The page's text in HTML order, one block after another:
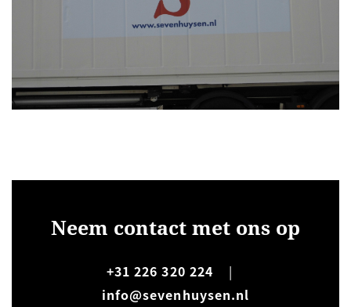
Neem contact met ons op
+31 226 320 224
|
info@sevenhuysen.nl